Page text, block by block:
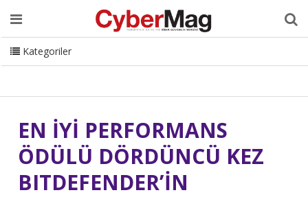
Ana Sayfa Hakkımızda Dergi Editörden
Danışmanlık
ISC Turkey Sizden Gelenler
İletişim
CyberMag Logo
Kategoriler
EN İYİ PERFORMANS
ÖDÜLÜ DÖRDÜNCÜ KEZ
BITDEFENDER’İN